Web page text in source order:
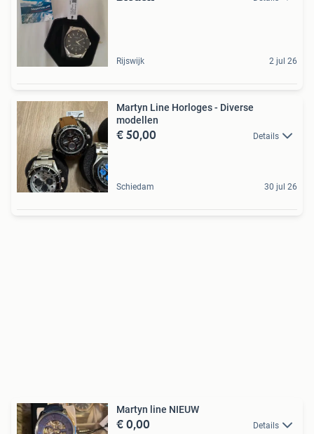
Rijswijk 2 jul 26
Martyn Line Horloges - Diverse
modellen
€ 50,00 Details
Schiedam 30 jul 26
Martyn line NIEUW
€ 0,00 Details